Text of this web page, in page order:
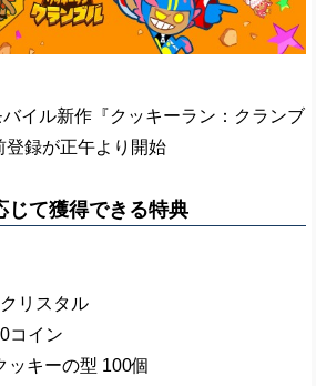
イル新作『クッキーラン：クランブ
登録が正午より開始
じて獲得できる特典
リスタル
コイン
ッキーの型 100個